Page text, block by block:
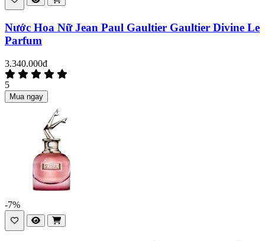
Nước Hoa Nữ Jean Paul Gaultier Gaultier Divine Le
Parfum
3.340.000đ
5
Mua ngay
-7%